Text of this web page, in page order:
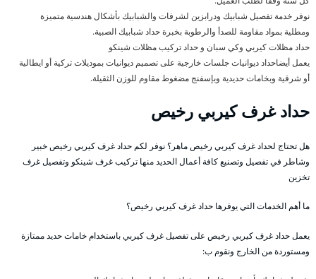
نوفر خدمة تفصيل شبابيك ودرابزين لشرفات والشبابيك بأشكال هندسية متميزة
ومطلية بمواد مقاومة للصدأ والرطوبة بخبرة حداد شبابيك الصبية.
حداد مظلات كيربي وكي سبان و حداد تركيب مظلات شينكو
يعمل أيضاحداد ديوانيات جلسات خارجية على تصميم ديوانيات بموديلات تركية أو ايطالية
أو شرقية وبخامات حديدية وبإسفنج مضغوط مقاوم للوزن الثقيلة.
حداد غرف كيربي رخيص
هل تحتاج لحداد غرف كيربي رخيص ماهر؟ نوفر لكم حداد غرف كيربي رخيص خبير
وشاطر في تفصيل وتصنيع كافة أعمال الحديد منها تركيب غرف شينكو وتفصيل غرف
تخزين
ما أهم الخدمات التي يوفرها حداد غرف كيربي رخيص؟
يعمل حداد غرف كيربي رخيص على تفصيل غرف كيربي باستخدام خامات حديد ممتازة
ومستوردة من الخارج ونقوم ب: